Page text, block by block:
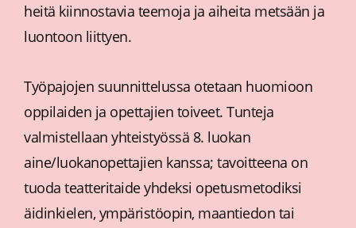
heitä kiinnostavia teemoja ja aiheita metsään ja
luontoon liittyen.
Työpajojen suunnittelussa otetaan huomioon
oppilaiden ja opettajien toiveet. Tunteja
valmistellaan yhteistyössä 8. luokan
aine/luokanopettajien kanssa; tavoitteena on
tuoda teatteritaide yhdeksi opetusmetodiksi
äidinkielen, ympäristöopin, maantiedon tai